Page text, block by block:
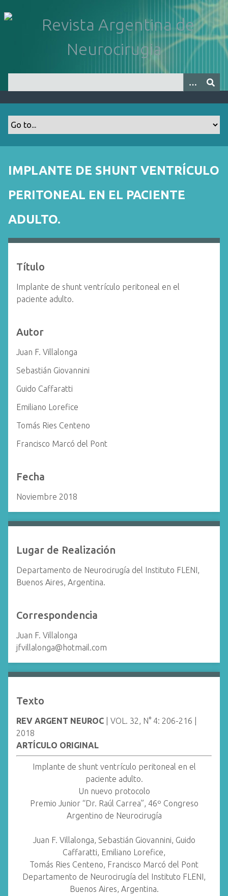
l
c
IMPLANTE DE SHUNT VENTRÍCULO
PERITONEAL EN EL PACIENTE
ADULTO.
Título
Implante de shunt ventrículo peritoneal en el
paciente adulto.
Autor
Juan F. Villalonga
Sebastián Giovannini
Guido Caffaratti
Emiliano Lorefice
Tomás Ries Centeno
Francisco Marcó del Pont
Fecha
Noviembre 2018
Lugar de Realización
Departamento de Neurocirugía del Instituto FLENI,
Buenos Aires, Argentina.
Correspondencia
Juan F. Villalonga
jfvillalonga@hotmail.com
Texto
REV ARGENT NEUROC | VOL. 32, N° 4: 206-216 |
2018
ARTÍCULO ORIGINAL
Implante de shunt ventrículo peritoneal en el
paciente adulto.
Un nuevo protocolo
Premio Junior “Dr. Raúl Carrea”, 46º Congreso
Argentino de Neurocirugía
Juan F. Villalonga, Sebastián Giovannini, Guido
Caffaratti, Emiliano Lorefice,
Tomás Ries Centeno, Francisco Marcó del Pont
Departamento de Neurocirugía del Instituto FLENI,
Buenos Aires, Argentina.